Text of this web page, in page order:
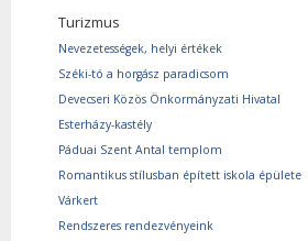
Turizmus
Nevezetességek, helyi értékek
Széki-tó a horgász paradicsom
Devecseri Közös Önkormányzati Hivatal
Esterházy-kastély
Páduai Szent Antal templom
Romantikus stílusban épített iskola épülete
Várkert
Rendszeres rendezvényeink